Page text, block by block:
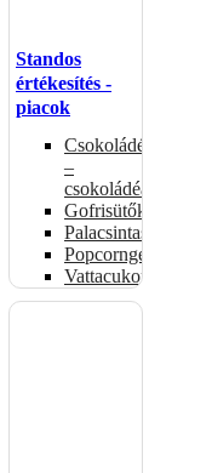
Standos
értékesítés -
piacok
Csokoládémelegítők
–
csokoládéadagolók
Gofrisütők
Palacsintasütők
Popcorngépek
Vattacukorgép